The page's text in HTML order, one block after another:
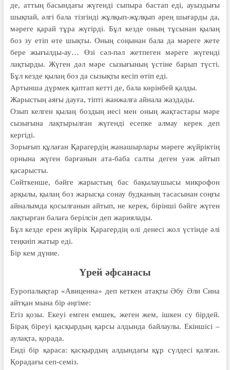
де, аттың басындағы жүгенді сыпыра бастап еді, ауыздығы
шықпай, әлгі бала тізгінді жұлқып-жұлқып әрең шығарды да,
мәреге қарай тұра жүгірді. Бұл кезде оның тұсынан қылаң
боз зу етіп өте шықты. Оның соңынан бала да мәреге жете
бере жығылды-ау… Өзі сәл-пәл жетпеген мәреге жүгенді
лақтырды. Жүген дәл мәре сызығының үстіне барып түсті.
Бұл кезде қылаң боз да сызықты кесіп өтіп еді.
Артынша дүрмек қаптап кетті де, бала көрінбей қалды.
Жарыстың аяғы дауға, тіпті жанжалға айнала жаздады.
Озып келген қылаң боздың иесі мен оның жақтастары мәре
сызығына лақтырылған жүгенді есепке алмау керек деп
кергіді.
Зорығып құлаған Қарагердің жанашырлары мәреге жүйріктің
орнына жүген барғанын ата-баба салты деген уәж айтып
қасарысты.
Сөйткенше, бәйге жарыстың бас бақылаушысы микрофон
арқылы, қылаң боз жарысқа сонау будканың тасасынан соңғы
айналымда қосылғанын айтып, не керек, бірінші бәйге жүген
лақтырған балаға берілсін деп жариялады.
Бұл кезде ерен жүйрік Қарагердің өлі денесі жол үстінде әлі
теңкиіп жатыр еді.
Бір кем дүние.
Үрей әфсанасы
Еуропалықтар «Авиценна» деп кеткен атақты Әбу Әли Сина
айтқан мына бір әңгіме:
Егіз қозы. Екеуі емген емшек, жеген жем, ішкен су бірдей.
Бірақ біреуі қасқырдың қарсы алдында байлаулы. Екіншісі –
аулақта, қорада.
Енді бір қараса: қасқырдың алдындағы құр сүлдесі қалған.
Қорадағы сеп-семіз.